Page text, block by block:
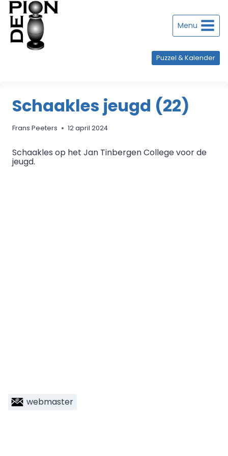
Doorgaan
naar
inhoud Menu
Puzzel & Kalender
Schaakles jeugd (22)
Frans Peeters 12 april 2024
Schaakles op het Jan Tinbergen College voor de
jeugd.
webmaster